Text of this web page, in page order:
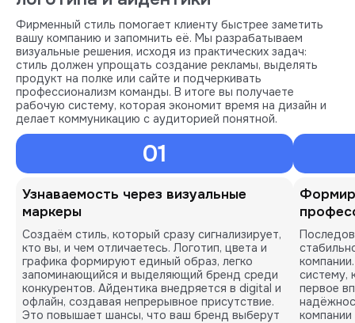
Фирменный стиль помогает клиенту быстрее заметить
вашу компанию и запомнить её. Мы разрабатываем
визуальные решения, исходя из практических задач:
стиль должен упрощать создание рекламы, выделять
продукт на полке или сайте и подчеркивать
профессионализм команды. В итоге вы получаете
рабочую систему, которая экономит время на дизайн и
делает коммуникацию с аудиторией понятной.
01
Узнаваемость через визуальные
маркеры
Создаём стиль, который сразу сигнализирует,
кто вы, и чем отличаетесь. Логотип, цвета и
графика формируют единый образ, легко
запоминающийся и выделяющий бренд среди
конкурентов. Айдентика внедряется в digital и
офлайн, создавая непрерывное присутствие.
Это повышает шансы, что ваш бренд выберут
систему,
первое